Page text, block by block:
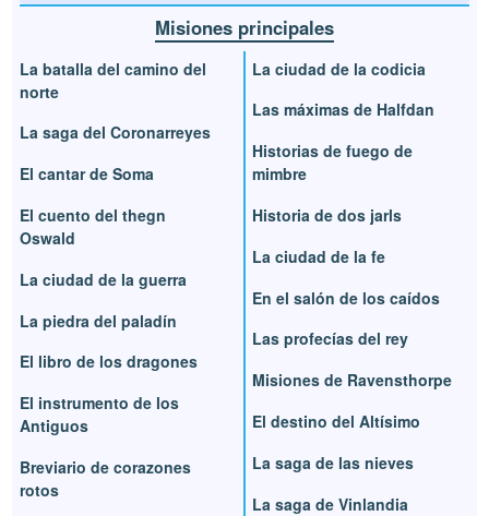
Misiones principales
La batalla del camino del
norte
La saga del Coronarreyes
El cantar de Soma
El cuento del thegn
Oswald
La ciudad de la guerra
La piedra del paladín
El libro de los dragones
El instrumento de los
Antiguos
Breviario de corazones
rotos
La ciudad de la codicia
Las máximas de Halfdan
Historias de fuego de
mimbre
Historia de dos jarls
La ciudad de la fe
En el salón de los caídos
Las profecías del rey
Misiones de Ravensthorpe
El destino del Altísimo
La saga de las nieves
La saga de Vinlandia